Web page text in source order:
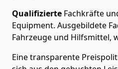
Qualifizierte Fachkräfte
Equipment. Ausgebildete
Fahrzeuge und Hilfsmittel,
Eine transparente